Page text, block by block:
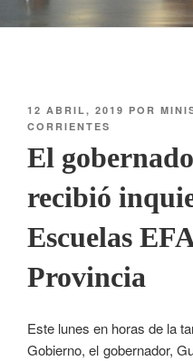
12 ABRIL, 2019 POR
CORRIENTES
El
recibió
Escuelas
Provincia
Este lunes en horas de la
Gobierno, el gobernador,